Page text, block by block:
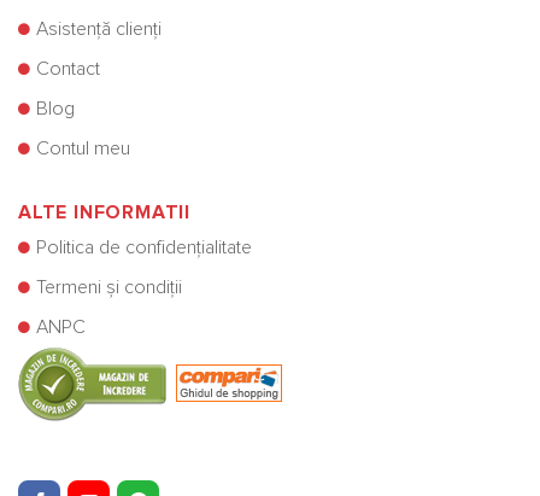
Asistență clienți
Contact
Blog
Contul meu
ALTE INFORMATII
Politica de confidențialitate
Termeni și condiții
ANPC